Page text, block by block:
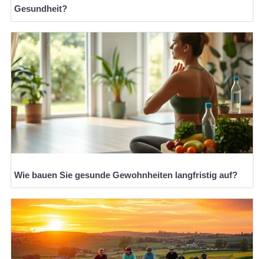
Gesundheit?
Wie bauen Sie gesunde Gewohnheiten langfristig auf?